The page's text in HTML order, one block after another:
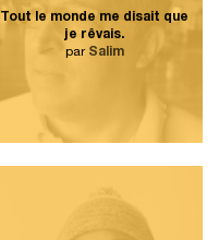
Tout le monde me disait que
je rêvais.
par Salim